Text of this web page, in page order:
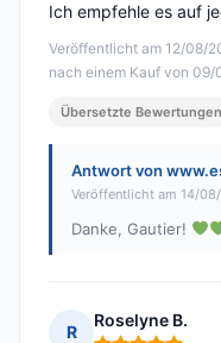
Veröffentlicht am 12/08/
nach einem Kauf von
Ich empfehle es auf
Übersetzte Bewertungen
Antwort von
Veröffentlicht am 14/
Danke, Gautier!
R
Roselyne B.